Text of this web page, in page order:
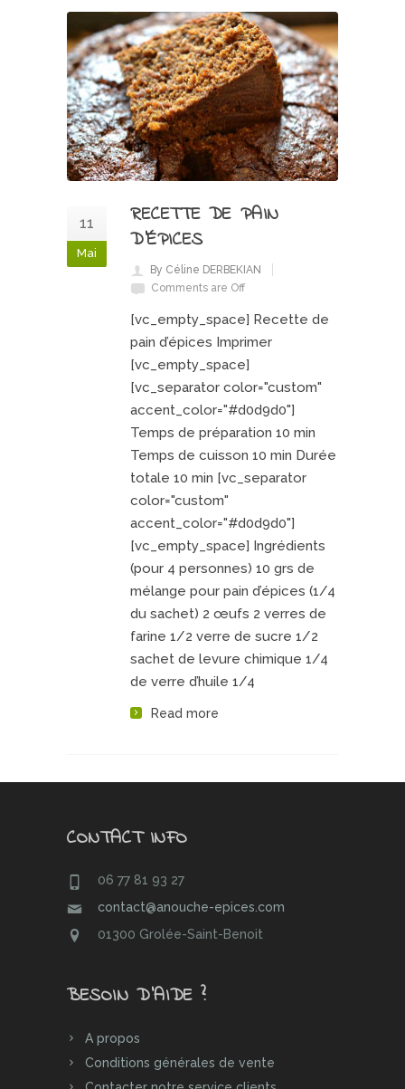
11
Mai
RECETTE DE PAIN
D’ÉPICES
By Céline DERBEKIAN
Comments are Off
[vc_empty_space] Recette de
pain d’épices Imprimer
[vc_empty_space]
[vc_separator color="custom"
accent_color="#d0d9d0"]
Temps de préparation 10 min
Temps de cuisson 10 min Durée
totale 10 min [vc_separator
color="custom"
accent_color="#d0d9d0"]
[vc_empty_space] Ingrédients
(pour 4 personnes) 10 grs de
mélange pour pain d’épices (1/4
du sachet) 2 œufs 2 verres de
farine 1/2 verre de sucre 1/2
sachet de levure chimique 1/4
de verre d’huile 1/4
Read more
CONTACT INFO
06 77 81 93 27
contact@anouche-epices.com
01300 Grolée-Saint-Benoit
BESOIN D’AIDE ?
A propos
Conditions générales de vente